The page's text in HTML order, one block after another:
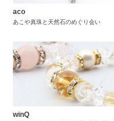
aco
あこや真珠と天然石のめぐり会い
winQ